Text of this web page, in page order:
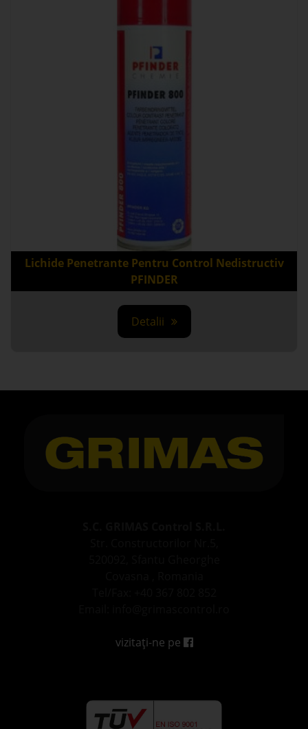
Lichide Penetrante Pentru Control Nedistructiv
PFINDER
vizitați-ne pe